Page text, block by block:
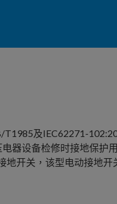
及IEC62271-
器设备检修时接地保护
地开关，该型电动接地开